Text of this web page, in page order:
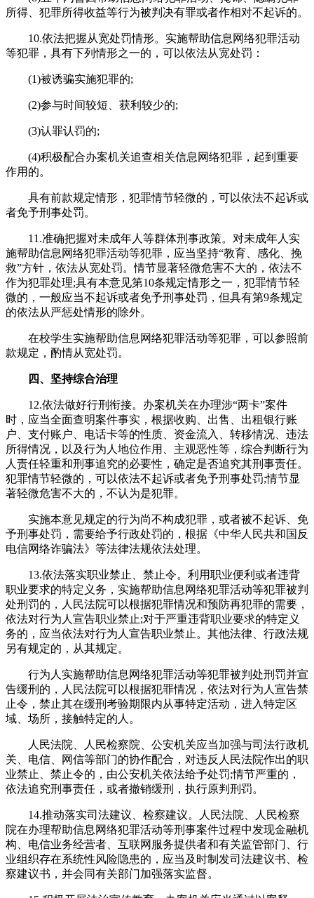
所得、犯罪所得收益等行为被判决有罪或者作相对不起诉的。
10.依法把握从宽处罚情形。实施帮助信息网络犯罪活动
等犯罪，具有下列情形之一的，可以依法从宽处罚：
(1)被诱骗实施犯罪的;
(2)参与时间较短、获利较少的;
(3)认罪认罚的;
(4)积极配合办案机关追查相关信息网络犯罪，起到重要
作用的。
具有前款规定情形，犯罪情节轻微的，可以依法不起诉或
者免予刑事处罚。
11.准确把握对未成年人等群体刑事政策。对未成年人实
施帮助信息网络犯罪活动等犯罪，应当坚持“教育、感化、挽
救”方针，依法从宽处罚。情节显著轻微危害不大的，依法不
作为犯罪处理;具有本意见第10条规定情形之一，犯罪情节轻
微的，一般应当不起诉或者免予刑事处罚，但具有第9条规定
的依法从严惩处情形的除外。
在校学生实施帮助信息网络犯罪活动等犯罪，可以参照前
款规定，酌情从宽处罚。
四、坚持综合治理
12.依法做好行刑衔接。办案机关在办理涉“两卡”案件
时，应当全面查明案件事实，根据收购、出售、出租银行账
户、支付账户、电话卡等的性质、资金流入、转移情况、违法
所得情况，以及行为人地位作用、主观恶性等，综合判断行为
人责任轻重和刑事追究的必要性，确定是否追究其刑事责任。
犯罪情节轻微的，可以依法不起诉或者免予刑事处罚;情节显
著轻微危害不大的，不认为是犯罪。
实施本意见规定的行为尚不构成犯罪，或者被不起诉、免
予刑事处罚，需要给予行政处罚的，根据《中华人民共和国反
电信网络诈骗法》等法律法规依法处理。
13.依法落实职业禁止、禁止令。利用职业便利或者违背
职业要求的特定义务，实施帮助信息网络犯罪活动等犯罪被判
处刑罚的，人民法院可以根据犯罪情况和预防再犯罪的需要，
依法对行为人宣告职业禁止;对于严重违背职业要求的特定义
务的，应当依法对行为人宣告职业禁止。其他法律、行政法规
另有规定的，从其规定。
行为人实施帮助信息网络犯罪活动等犯罪被判处刑罚并宣
告缓刑的，人民法院可以根据犯罪情况，依法对行为人宣告禁
止令，禁止其在缓刑考验期限内从事特定活动，进入特定区
域、场所，接触特定的人。
人民法院、人民检察院、公安机关应当加强与司法行政机
关、电信、网信等部门的协作配合，对违反人民法院作出的职
业禁止、禁止令的，由公安机关依法给予处罚;情节严重的，
依法追究刑事责任，或者撤销缓刑，执行原判刑罚。
14.推动落实司法建议、检察建议。人民法院、人民检察
院在办理帮助信息网络犯罪活动等刑事案件过程中发现金融机
构、电信业务经营者、互联网服务提供者和有关监管部门、行
业组织存在系统性风险隐患的，应当及时制发司法建议书、检
察建议书，并会同有关部门加强落实监督。